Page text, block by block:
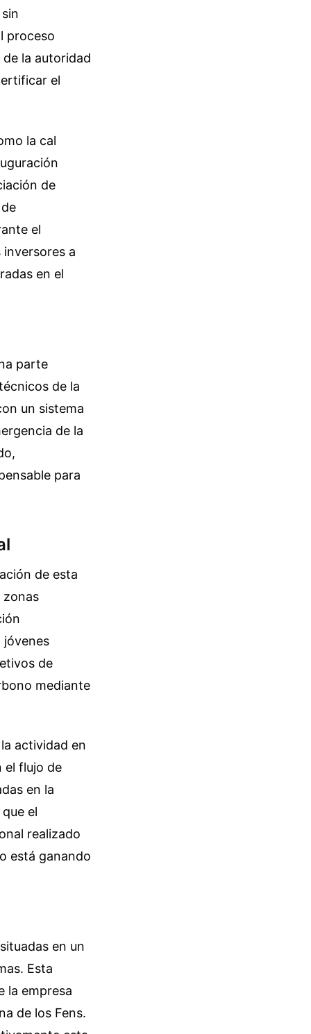
proceso
la autoridad
el
la cal
de
el
a
en el
parte
de la
un sistema
de la
para
de esta
zonas
jóvenes
de
mediante
actividad en
el flujo de
en la
el
realizado
está ganando
en un
Esta
la empresa
de los Fens.